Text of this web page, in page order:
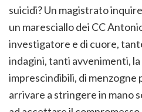
suicidi? Un magistrato
un maresciallo dei CC
investigatore e di cuore,
indagini, tanti avvenimenti,
imprescindibili, di
arrivare a stringere in mano